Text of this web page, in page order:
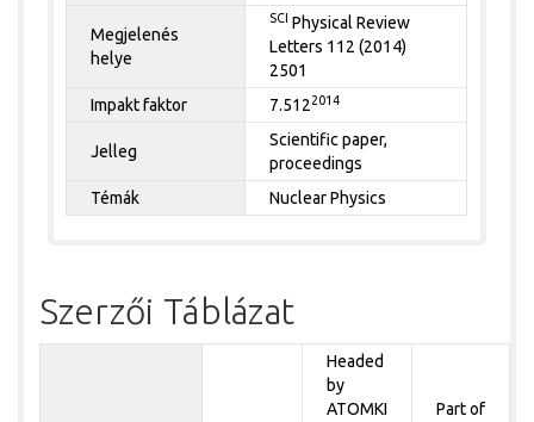
Megjelenés
helye
SCI Physical Review
Letters 112 (2014)
2501
Impakt faktor
7.5122014
Jelleg
Scientific paper,
proceedings
Témák
Nuclear Physics
Szerzői Táblázat
Headed
by
ATOMKI
Part of